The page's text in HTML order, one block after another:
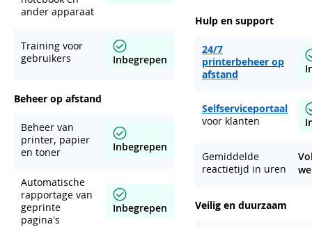
ander apparaat
Training voor
gebruikers
Inbegrepen
Beheer op afstand
Beheer van
printer, papier
en toner
Inbegrepen
Automatische
rapportage van
geprinte
pagina's
Inbegrepen
Hulp en support
24/7
printerbeheer op
afstand
Selfserviceportaal
voor klanten
Gemiddelde
reactietijd in uren
Veilig en duurzaam